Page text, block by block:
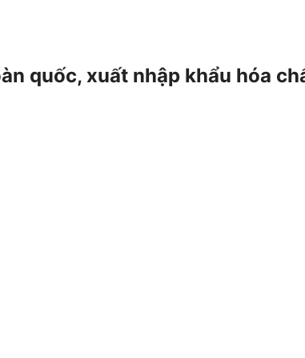
quốc, xuất nhập khẩu hóa